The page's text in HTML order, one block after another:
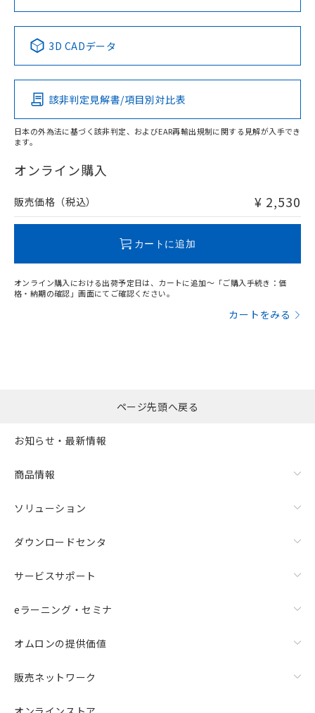
Pb Hg Cd Cr(VI)
O
在庫等で未対応品が混在する可能性があります。
問い合わせください。
No No No No
この製品の規格認証/適合状況ページへ
その他の認証はこちらのページからご検索ください
3D CADデータ
該非判定見解書/項目別対比表
日本の外為法に基づく該非判定、およびEAR再輸出規制に関する見解が入手でき
ます。
オンライン購入
販売価格（税込） ¥ 2,530
カートに追加
オンライン購入における出荷予定日は、カートに追加～「ご購入手続き：価
格・納期の確認」画面にてご確認ください。
カートをみる
ページ先頭へ戻る
お知らせ・最新情報
商品情報
ソリューション
ダウンロードセンタ
サービスサポート
eラーニング・セミナ
オムロンの提供価値
販売ネットワーク